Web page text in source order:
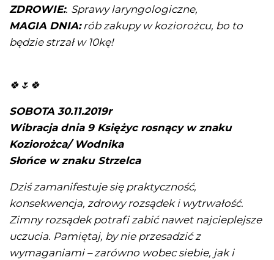
ZDROWIE:. Sprawy laryngologiczne,
MAGIA DNIA:rób zakupy w koziorożcu, bo to
będzie strzał w 10kę!
🍀🌷🍀
SOBOTA 30.11.2019r
Wibracja dnia 9 Księżyc rosnący w znaku
Koziorożca/ Wodnika
Słońce w znaku Strzelca
Dziś zamanifestuje się praktyczność,
konsekwencja, zdrowy rozsądek i wytrwałość.
Zimny rozsądek potrafi zabić nawet najcieplejsze
uczucia. Pamiętaj, by nie przesadzić z
wymaganiami – zarówno wobec siebie, jak i